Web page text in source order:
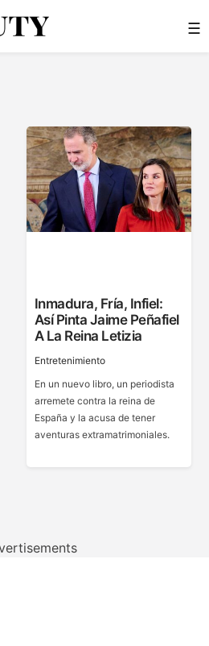
☰
Inmadura, Fría, Infiel:
Así Pinta Jaime Peñafiel
A La Reina Letizia
Entretenimiento
En un nuevo libro, un periodista
arremete contra la reina de
España y la acusa de tener
aventuras extramatrimoniales.